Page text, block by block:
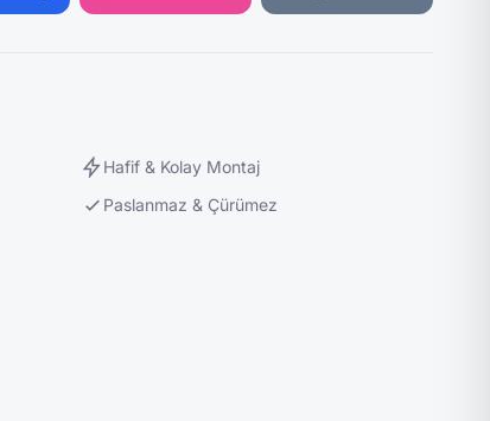
Hafif & Kolay Montaj
Paslanmaz & Çürümez